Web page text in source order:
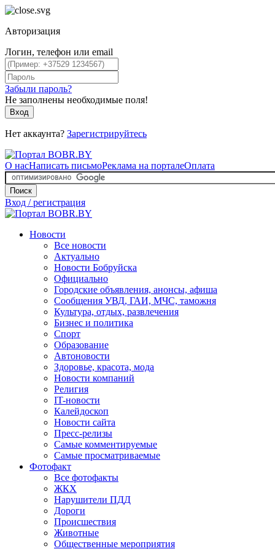
Авторизация
Логин, телефон или email
Забыли пароль?
Не заполнены необходимые поля!
Вход
Нет аккаунта? Зарегистрируйтесь
О насНаписать письмоРеклама на порталеОплата
Поиск
Вход / регистрация
Новости
Все новости
Актуально
Новости Бобруйска
Официально
Городские объявления, анонсы, афиша
Сообщения УВД, ГАИ, МЧС, таможня
Культура, отдых, развлечения
Бизнес и политика
Спорт
Образование
Автоновости
Здоровье, красота, мода
Новости компаний
Религия
IT-новости
Калейдоскоп
Новости сайта
Пресс-релизы
Самые комментируемые
Самые просматриваемые
Фотофакт
Все фотофакты
ЖКХ
Нарушители ПДД
Дороги
Происшествия
Животные
Общественные мероприятия